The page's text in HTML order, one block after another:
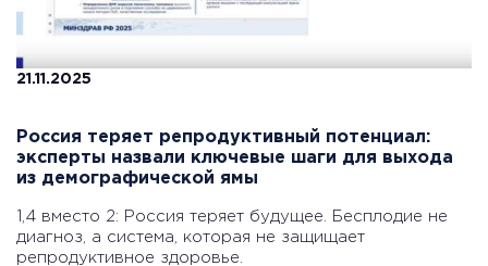
21.11.2025
Россия теряет репродуктивный потенциал:
эксперты назвали ключевые шаги для выхода
из демографической ямы
1,4 вместо 2: Россия теряет будущее. Бесплодие не
диагноз, а система, которая не защищает
репродуктивное здоровье.